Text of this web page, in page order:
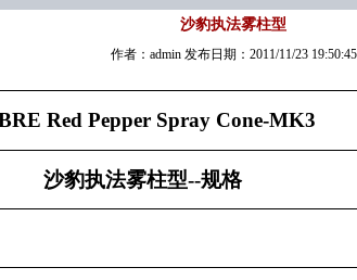
沙豹执法雾柱型
作者：admin 发布日期：2011/11/23 19:50:45
Red Pepper Spray Cone-MK3
沙豹执法雾柱型--规格